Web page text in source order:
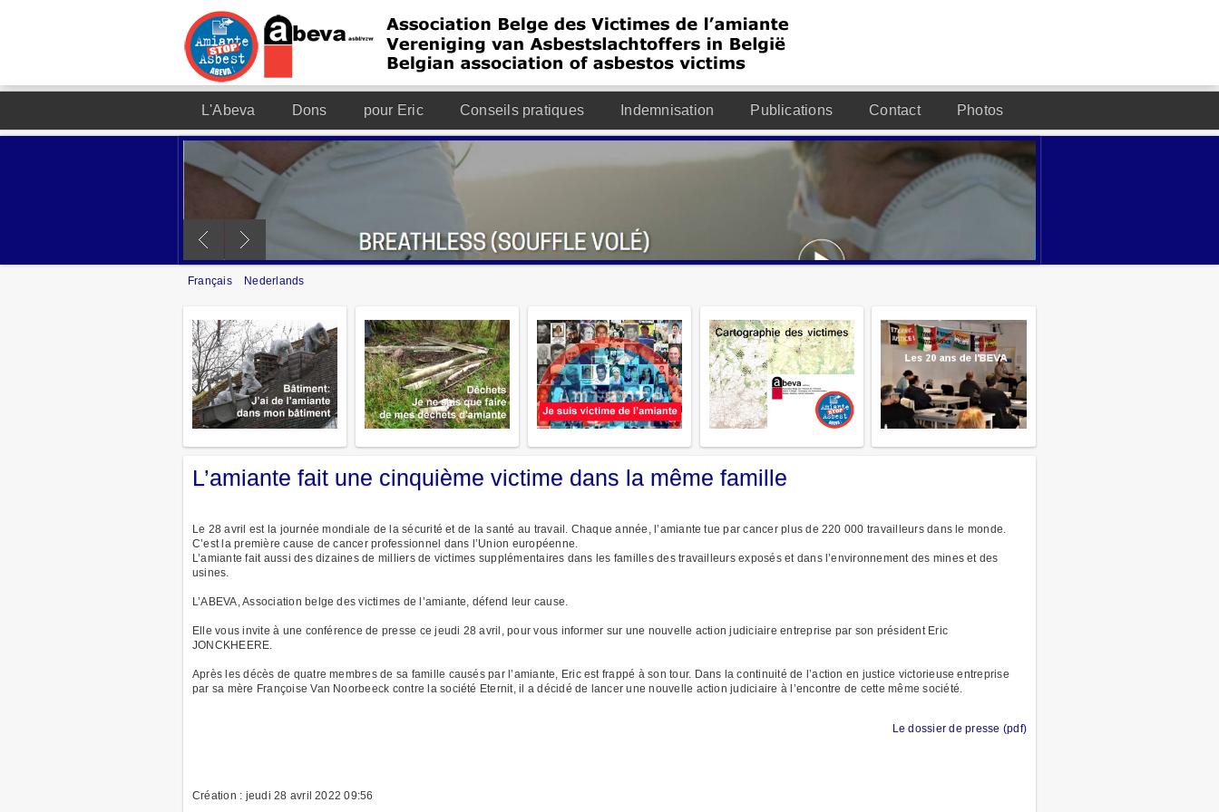
L'Abeva Dons pour Eric Conseils pratiques Indemnisation Publications Contact Photos
Français Nederlands
L’amiante fait une cinquième victime dans la même famille
Le 28 avril est la journée mondiale de la sécurité et de la santé au travail. Chaque année, l’amiante tue par cancer plus de 220 000 travailleurs dans le monde.
C’est la première cause de cancer professionnel dans l’Union européenne.
L’amiante fait aussi des dizaines de milliers de victimes supplémentaires dans les familles des travailleurs exposés et dans l’environnement des mines et des
usines.
L’ABEVA, Association belge des victimes de l’amiante, défend leur cause.
Elle vous invite à une conférence de presse ce jeudi 28 avril, pour vous informer sur une nouvelle action judiciaire entreprise par son président Eric
JONCKHEERE.
Après les décès de quatre membres de sa famille causés par l’amiante, Eric est frappé à son tour. Dans la continuité de l’action en justice victorieuse entreprise
par sa mère Françoise Van Noorbeeck contre la société Eternit, il a décidé de lancer une nouvelle action judiciaire à l’encontre de cette même société.
Le dossier de presse (pdf)
Création : jeudi 28 avril 2022 09:56